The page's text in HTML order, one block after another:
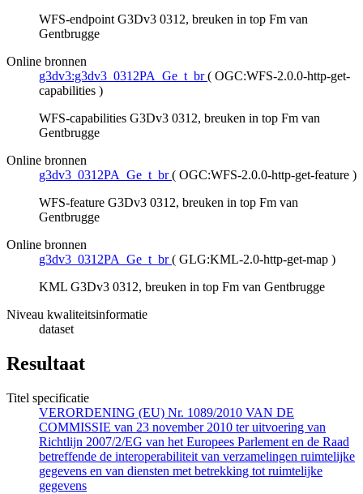
WFS-endpoint G3Dv3 0312, breuken in top Fm van
Gentbrugge
Online bronnen
g3dv3:g3dv3_0312PA_Ge_t_br ( OGC:WFS-2.0.0-http-get-
capabilities )
WFS-capabilities G3Dv3 0312, breuken in top Fm van
Gentbrugge
Online bronnen
g3dv3_0312PA_Ge_t_br ( OGC:WFS-2.0.0-http-get-feature )
WFS-feature G3Dv3 0312, breuken in top Fm van
Gentbrugge
Online bronnen
g3dv3_0312PA_Ge_t_br ( GLG:KML-2.0-http-get-map )
KML G3Dv3 0312, breuken in top Fm van Gentbrugge
Niveau kwaliteitsinformatie
dataset
Resultaat
Titel specificatie
VERORDENING (EU) Nr. 1089/2010 VAN DE
COMMISSIE van 23 november 2010 ter uitvoering van
Richtlijn 2007/2/EG van het Europees Parlement en de Raad
betreffende de interoperabiliteit van verzamelingen ruimtelijke
gegevens en van diensten met betrekking tot ruimtelijke
gegevens